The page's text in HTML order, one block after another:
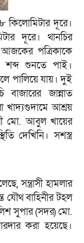
কিলোমিটার দূরে।
দূরে। থানচির
পত্রিকাকে
শব্দ শুনতে পাই।
পালিয়ে যায়। দুই
জান্নাত
খাদ্যগুদামে আশ্রয়
মো. আবুল খায়ের
দেখিনি। সশস্ত্র
সন্ত্রাসী হামলার
যৌথ বাহিনীর টহল
সুপার (সদর) মো.
করা হয়েছে।